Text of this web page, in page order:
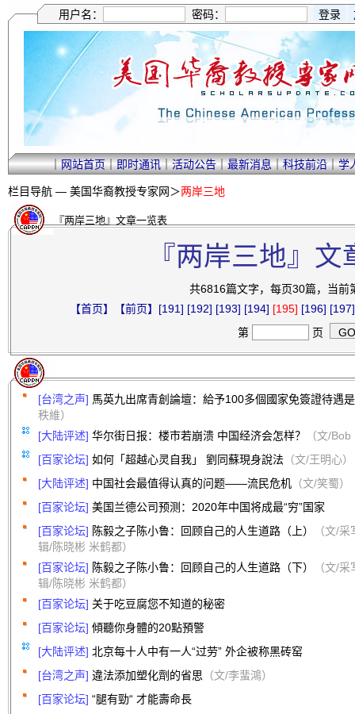
用户名： 密码：
｜网站首页｜即时通讯｜活动公告｜最新消息｜科技前沿｜学
栏目导航 — 美国华裔教授专家网＞两岸三地
『两岸三地』文章一览表
『两岸三地』
共6816篇文字，每页30篇，当前
【首页】
【前页】 [191] [192] [193] [194] [195] [196] [197]
第
页
[台湾之声] 馬英九出席青創論壇：給予100多個國家免簽證待遇
秩維）
[大陆评述] 华尔街日报：楼市若崩溃 中国经济会怎样？
（文/
[百家论坛] 如何「超越心灵自我」 劉同蘇現身說法 （文/王明心）
[大陆评述] 中国社会最值得认真的问题——流民危机 （文/笑蜀）
[百家论坛] 美国兰德公司预测：2020年中国将成最“穷”国家
[百家论坛] 陈毅之子陈小鲁：回顾自己的人生道路（上）
（文/
辑/陈晓彬 米鹤都）
[百家论坛] 陈毅之子陈小鲁：回顾自己的人生道路（下）
（文/
辑/陈晓彬 米鹤都）
[百家论坛] 关于吃豆腐您不知道的秘密
[百家论坛] 傾聽你身體的20點預警
[大陆评述] 北京每十人中有一人“过劳” 外企被称黑砖窑
[台湾之声] 違法添加塑化劑的省思 （文/李蜚鴻）
[百家论坛] “腿有勁“ 才能壽命長